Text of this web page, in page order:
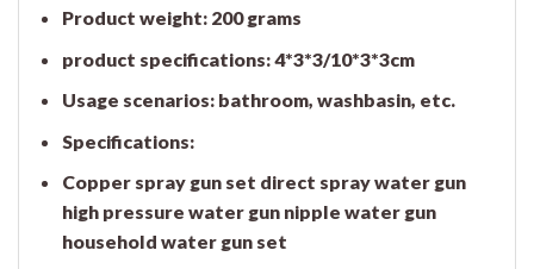
Product weight: 200 grams
product specifications: 4*3*3/10*3*3cm
Usage scenarios: bathroom, washbasin, etc.
Specifications:
Copper spray gun set direct spray water gun
high pressure water gun nipple water gun
household water gun set